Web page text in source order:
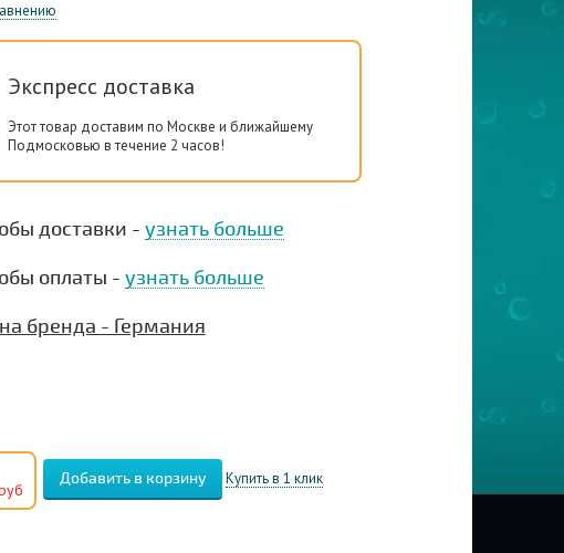
Экспресс доставка
Этот товар доставим по Москве и ближайшему
Подмосковью в течение 2 часов!
доставки - узнать больше
оплаты - узнать больше
бренда - Германия
Купить в 1 клик